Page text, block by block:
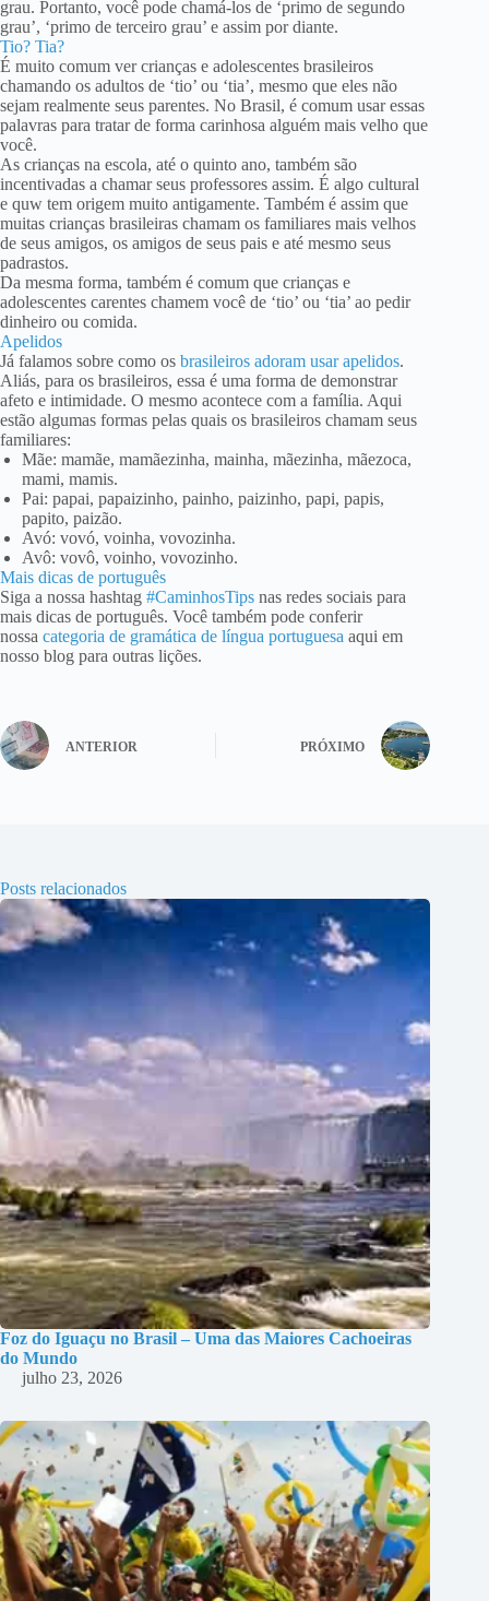
grau. Portanto, você pode chamá-los de ‘primo de segundo
grau’, ‘primo de terceiro grau’ e assim por diante.
Tio? Tia?
É muito comum ver crianças e adolescentes brasileiros
chamando os adultos de ‘tio’ ou ‘tia’, mesmo que eles não
sejam realmente seus parentes. No Brasil, é comum usar essas
palavras para tratar de forma carinhosa alguém mais velho que
você.
As crianças na escola, até o quinto ano, também são
incentivadas a chamar seus professores assim. É algo cultural
e quw tem origem muito antigamente. Também é assim que
muitas crianças brasileiras chamam os familiares mais velhos
de seus amigos, os amigos de seus pais e até mesmo seus
padrastos.
Da mesma forma, também é comum que crianças e
adolescentes carentes chamem você de ‘tio’ ou ‘tia’ ao pedir
dinheiro ou comida.
Apelidos
Já falamos sobre como os brasileiros adoram usar apelidos.
Aliás, para os brasileiros, essa é uma forma de demonstrar
afeto e intimidade. O mesmo acontece com a família. Aqui
estão algumas formas pelas quais os brasileiros chamam seus
familiares:
Mãe: mamãe, mamãezinha, mainha, mãezinha, mãezoca,
mami, mamis.
Pai: papai, papaizinho, painho, paizinho, papi, papis,
papito, paizão.
Avó: vovó, voinha, vovozinha.
Avô: vovô, voinho, vovozinho.
Mais dicas de português
Siga a nossa hashtag #CaminhosTips nas redes sociais para
mais dicas de português. Você também pode conferir
nossa categoria de gramática de língua portuguesa aqui em
nosso blog para outras lições.
ANTERIOR PRÓXIMO
Posts relacionados
Foz do Iguaçu no Brasil – Uma das Maiores Cachoeiras
do Mundo
julho 23, 2026